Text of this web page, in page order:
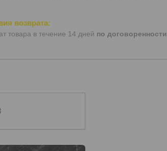
товара в течение 14 дней по договоренности